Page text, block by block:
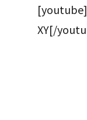
XY[/